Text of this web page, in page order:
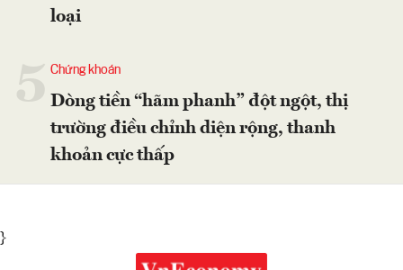
loại
Chứng khoán
Dòng tiền “hãm phanh” đột ngột, thị
trường điều chỉnh diện rộng, thanh
khoản cực thấp
}